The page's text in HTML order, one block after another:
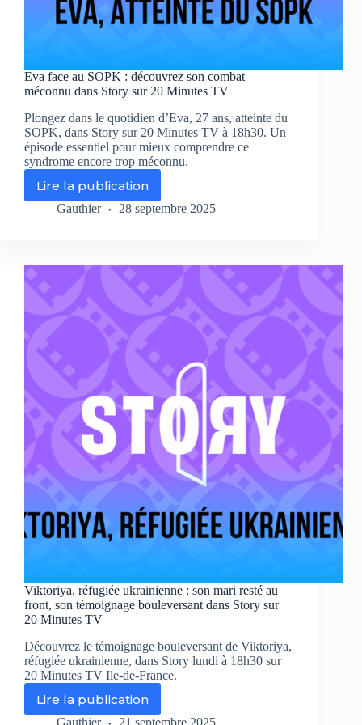
Eva face au SOPK : découvrez son combat
méconnu dans Story sur 20 Minutes TV
Plongez dans le quotidien d’Eva, 27 ans, atteinte du
SOPK, dans Story sur 20 Minutes TV à 18h30. Un
épisode essentiel pour mieux comprendre ce
syndrome encore trop méconnu.
Lire la publication
Eva
face
découvrez
son
combat
méconnu
dans
Story
sur
20
Minutes
TV
Gauthier 28 septembre 2025
Viktoriya, réfugiée ukrainienne : son mari resté au
front, son témoignage bouleversant dans Story sur
20 Minutes TV
Découvrez le témoignage bouleversant de Viktoriya,
réfugiée ukrainienne, dans Story lundi à 18h30 sur
20 Minutes TV Ile-de-France.
Lire la publication
Viktoriya,
réfugiée